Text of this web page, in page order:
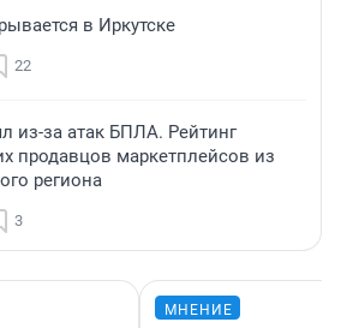
в Иркутске
22
из-за атак БПЛА. Рейтинг
продавцов маркетплейсов из
региона
3
МНЕНИЕ